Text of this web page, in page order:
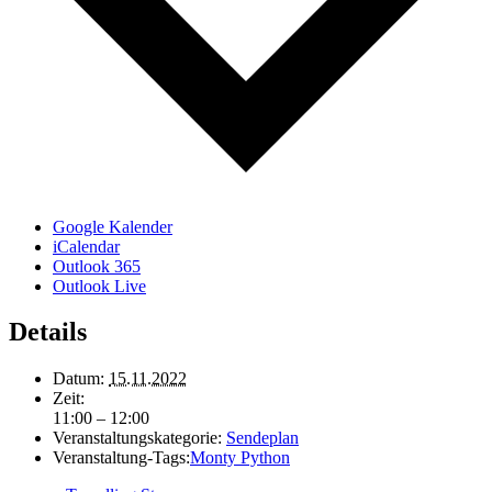
Google Kalender
iCalendar
Outlook 365
Outlook Live
Details
Datum: 15.11.2022
Zeit:
11:00 – 12:00
Veranstaltungskategorie: Sendeplan
Veranstaltung-Tags:Monty Python